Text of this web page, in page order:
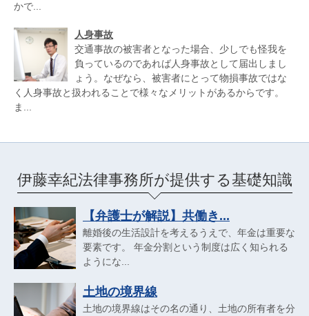
かで...
人身事故
交通事故の被害者となった場合、少しでも怪我を
負っているのであれば人身事故として届出しまし
ょう。なぜなら、被害者にとって物損事故ではな
く人身事故と扱われることで様々なメリットがあるからです。
ま...
伊藤幸紀法律事務所が提供する基礎知識
【弁護士が解説】共働き...
離婚後の生活設計を考えるうえで、年金は重要な
要素です。 年金分割という制度は広く知られる
ようにな...
土地の境界線
土地の境界線はその名の通り、土地の所有者を分